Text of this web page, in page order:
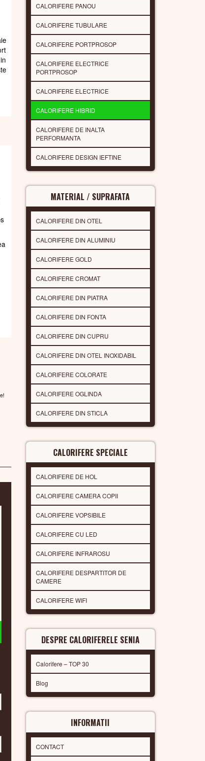
CALORIFERE PANOU
CALORIFERE TUBULARE
CALORIFERE PORTPROSOP
CALORIFERE ELECTRICE
PORTPROSOP
CALORIFERE ELECTRICE
CALORIFERE HIBRID
CALORIFERE DE INALTA
PERFORMANTA
CALORIFERE DESIGN IEFTINE
MATERIAL / SUPRAFATA
CALORIFERE DIN OTEL
CALORIFERE DIN ALUMINIU
CALORIFERE GOLD
CALORIFERE CROMAT
CALORIFERE DIN PIATRA
CALORIFERE DIN FONTA
CALORIFERE DIN CUPRU
CALORIFERE DIN OTEL INOXIDABIL
CALORIFERE COLORATE
CALORIFERE OGLINDA
CALORIFERE DIN STICLA
CALORIFERE SPECIALE
CALORIFERE DE HOL
CALORIFERE CAMERA COPII
CALORIFERE VOPSIBILE
CALORIFERE CU LED
CALORIFERE INFRAROSU
CALORIFERE DESPARTITOR DE
CAMERE
CALORIFERE WIFI
DESPRE CALORIFERELE SENIA
Calorifere – TOP 30
Blog
INFORMATII
CONTACT